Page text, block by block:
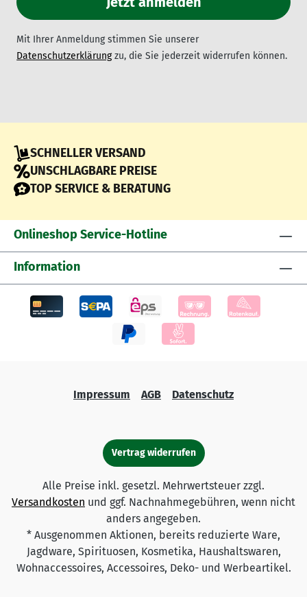
Mit Ihrer Anmeldung stimmen Sie unserer
Datenschutzerklärungzu, die Sie jederzeit widerrufen können.
SCHNELLER VERSAND
UNSCHLAGBARE PREISE
TOP SERVICE & BERATUNG
Onlineshop Service-Hotline
Information
Impressum AGB Datenschutz
Vertrag widerrufen
Alle Preise inkl. gesetzl. Mehrwertsteuer zzgl.
Versandkosten und ggf. Nachnahmegebühren, wenn nicht
anders angegeben.
* Ausgenommen Aktionen, bereits reduzierte Ware,
Jagdware, Spirituosen, Kosmetika, Haushaltswaren,
Wohnaccessoires, Accessoires, Deko- und Werbeartikel.